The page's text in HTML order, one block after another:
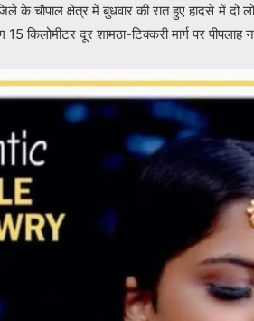
के चाैपाल क्षेत्र में बुधवार की रात हुए हादसे में दो
किलोमीटर दूर शामठा-टिक्करी मार्ग पर